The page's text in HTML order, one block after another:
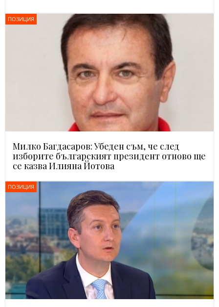
ПОЗИЦИЯ
Милко Багдасаров: Убеден съм, че след
изборите българският президент отново ще
се казва Илияна Йотова
ПОЗИЦИЯ